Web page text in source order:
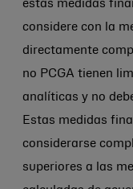
estas medidas
considere con la
directamente
no PCGA tienen
analíticas y no
Estas medidas
considerarse
superiores a las